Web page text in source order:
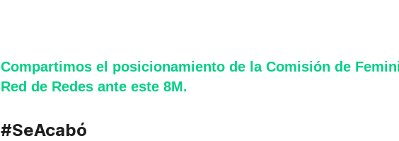
Compartimos el posicionamiento de la Comisión de
Red de Redes ante este 8M.
#SeAcabó